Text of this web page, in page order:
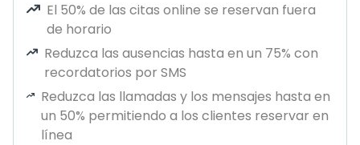
El 50% de las citas online se reservan fuera
de horario
Reduzca las ausencias hasta en un 75% con
recordatorios por SMS
Reduzca las llamadas y los mensajes hasta en
un 50% permitiendo a los clientes reservar en
línea